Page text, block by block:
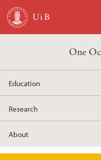
Skip to main content
One
Education
Research
About